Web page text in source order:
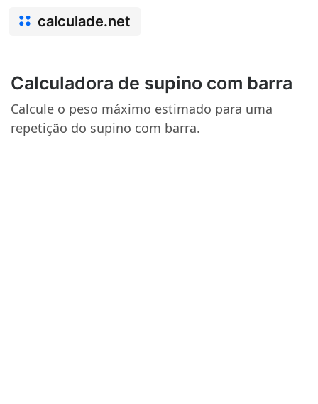
calculade.net
Calculadora de supino com barra
Calcule o peso máximo estimado para uma
repetição do supino com barra.